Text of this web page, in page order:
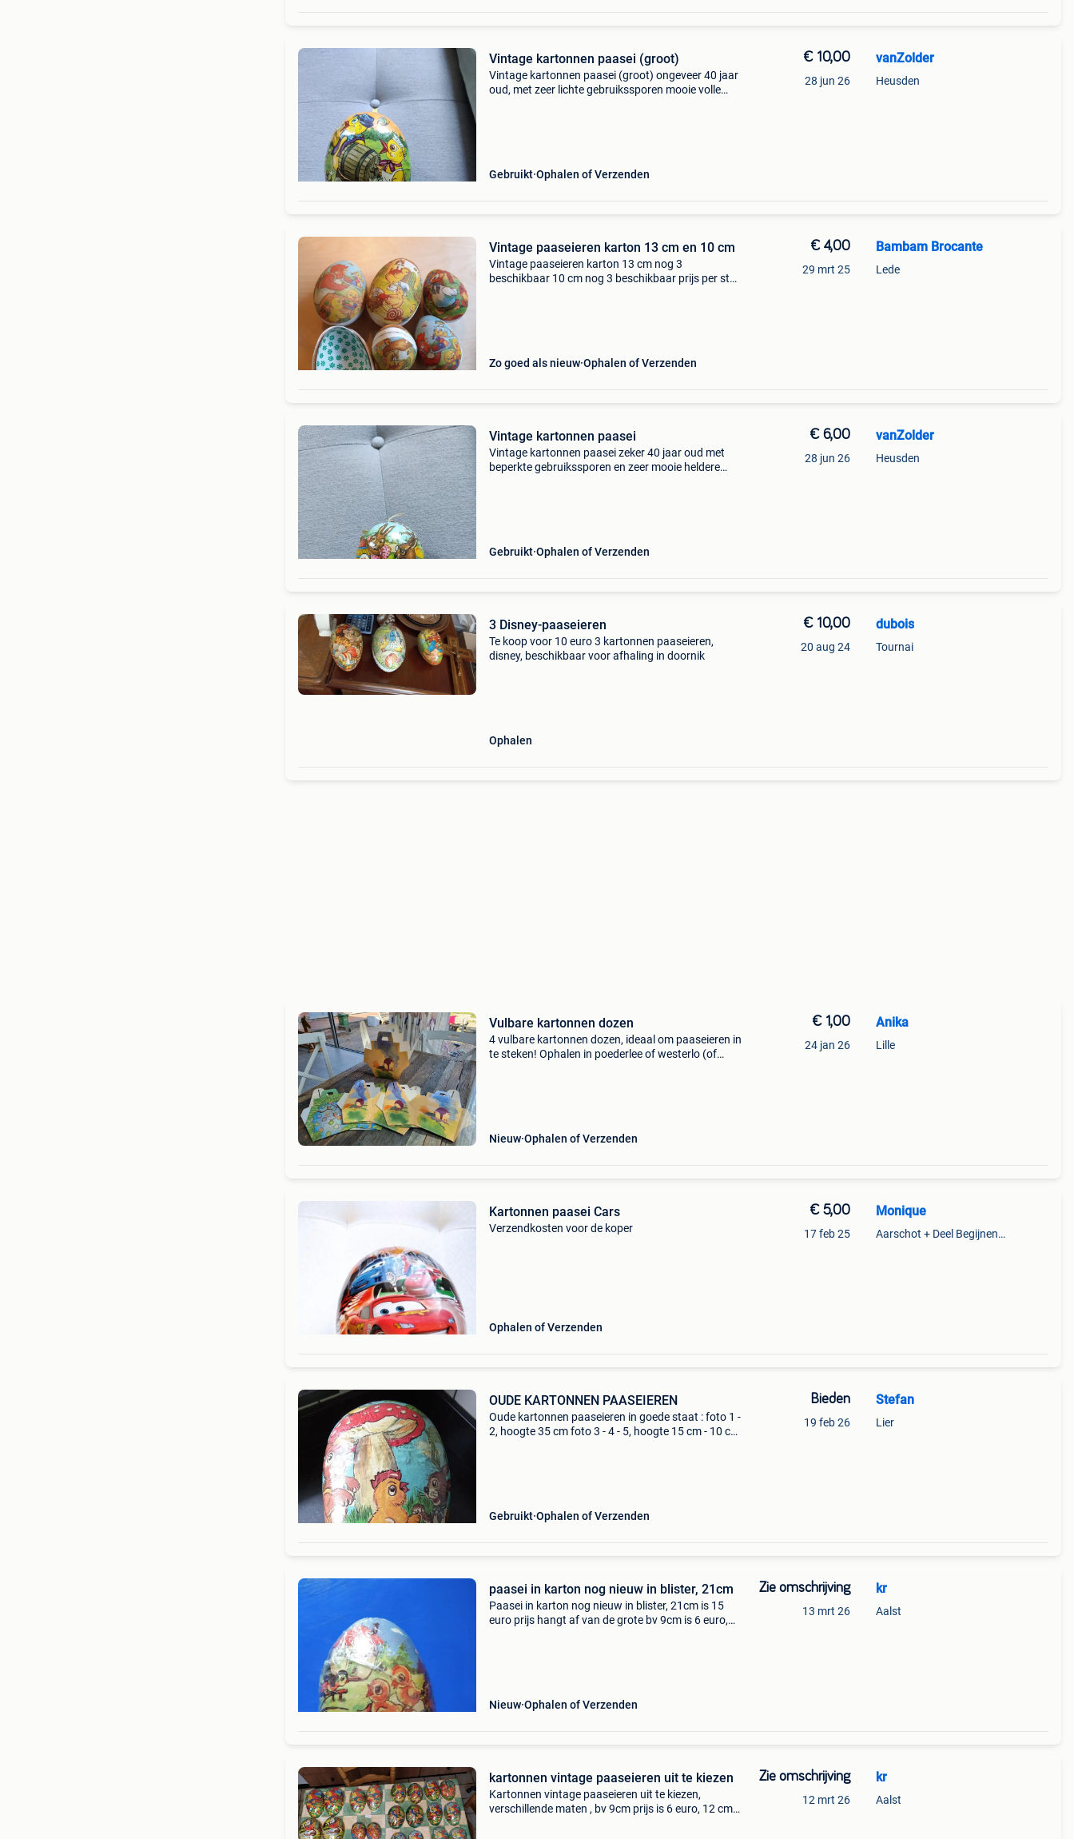
Vintage kartonnen paasei (groot)
Vintage kartonnen paasei (groot) ongeveer 40 jaar
oud, met zeer lichte gebruikssporen mooie volle
Gebruikt Ophalen of Verzenden
€ 10,00
28 jun 26
vanZolder
Heusden
Vintage paaseieren karton 13 cm en 10 cm
Vintage paaseieren karton 13 cm nog 3
beschikbaar 10 cm nog 3 beschikbaar prijs per stuk
Zo goed als nieuw Ophalen of Verzenden
€ 4,00
29 mrt 25
Bambam Brocante
Lede
Vintage kartonnen paasei
Vintage kartonnen paasei zeker 40 jaar oud met
beperkte gebruikssporen en zeer mooie heldere
Gebruikt Ophalen of Verzenden
€ 6,00
28 jun 26
vanZolder
Heusden
3 Disney-paaseieren
Te koop voor 10 euro 3 kartonnen paaseieren,
disney, beschikbaar voor afhaling in doornik
Ophalen
€ 10,00
20 aug 24
dubois
Tournai
Vulbare kartonnen dozen
4 vulbare kartonnen dozen, ideaal om paaseieren in
te steken! Ophalen in poederlee of westerlo (of
Nieuw Ophalen of Verzenden
€ 1,00
24 jan 26
Anika
Lille
Kartonnen paasei Cars
Verzendkosten voor de koper
Ophalen of Verzenden
€ 5,00
17 feb 25
Monique
Aarschot + Deel Begijnendijk
OUDE KARTONNEN PAASEIEREN
Oude kartonnen paaseieren in goede staat : foto 1 -
2, hoogte 35 cm foto 3 - 4 - 5, hoogte 15 cm - 10 cm
Gebruikt Ophalen of Verzenden
Bieden
19 feb 26
Stefan
Lier
paasei in karton nog nieuw in blister, 21cm
Paasei in karton nog nieuw in blister, 21cm is 15
euro prijs hangt af van de grote bv 9cm is 6 euro,
Nieuw Ophalen of Verzenden
Zie omschrijving
13 mrt 26
kr
Aalst
kartonnen vintage paaseieren uit te kiezen
Kartonnen vintage paaseieren uit te kiezen,
verschillende maten , bv 9cm prijs is 6 euro, 12 cm
Zie omschrijving
12 mrt 26
kr
Aalst